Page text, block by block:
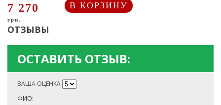
7 270
грн.
В КОРЗИНУ
ОТЗЫВЫ
ОСТАВИТЬ ОТЗЫВ:
ВАША ОЦЕНКА
ФИО: